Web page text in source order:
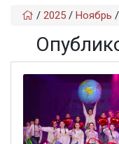
/ 2025 / Ноябрь /